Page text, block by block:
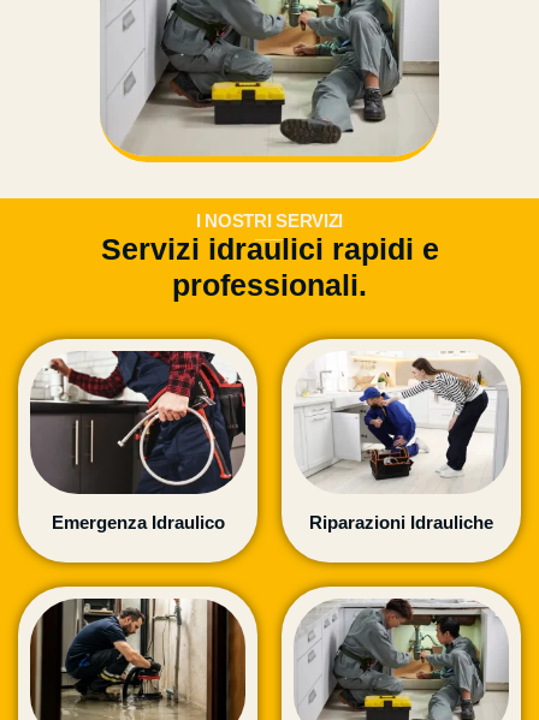
I NOSTRI SERVIZI
___
Servizi idraulici rapidi e
professionali.
Emergenza Idraulico Riparazioni Idrauliche